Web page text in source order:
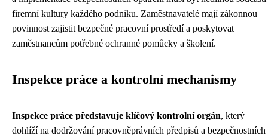
firemní kultury každého podniku. Zaměstnavatelé mají zákonnou
povinnost zajistit bezpečné pracovní prostředí a poskytovat
zaměstnancům potřebné ochranné pomůcky a školení.
Inspekce práce a kontrolní mechanismy
Inspekce práce představuje klíčový kontrolní orgán, který
dohlíží na dodržování pracovněprávních předpisů a bezpečnostních